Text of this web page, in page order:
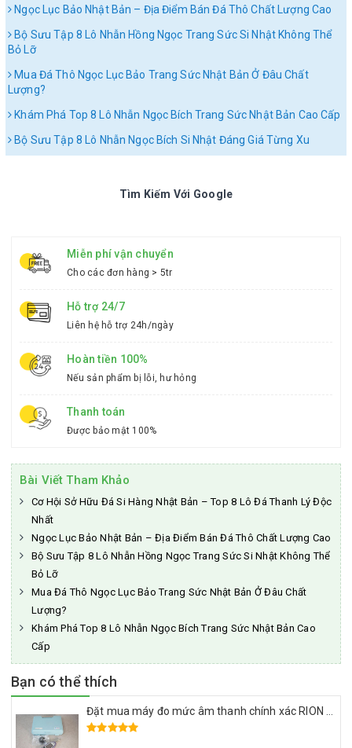
Ngọc Lục Bảo Nhật Bản – Địa Điểm Bán Đá Thô Chất Lượng Cao
Bộ Sưu Tập 8 Lô Nhẫn Hồng Ngọc Trang Sức Si Nhật Không Thể
Bỏ Lỡ
Mua Đá Thô Ngọc Lục Bảo Trang Sức Nhật Bản Ở Đâu Chất
Lượng?
Khám Phá Top 8 Lô Nhẫn Ngọc Bích Trang Sức Nhật Bản Cao Cấp
Bộ Sưu Tập 8 Lô Nhẫn Ngọc Bích Si Nhật Đáng Giá Từng Xu
Tìm Kiếm Với Google
Miễn phí vận chuyển
Cho các đơn hàng > 5tr
Hỗ trợ 24/7
Liên hệ hỗ trợ 24h/ngày
Hoàn tiền 100%
Nếu sản phẩm bị lỗi, hư hỏng
Thanh toán
Được bảo mật 100%
Bài Viết Tham Khảo
Cơ Hội Sở Hữu Đá Si Hàng Nhật Bản – Top 8 Lô Đá Thanh Lý Độc
Nhất
Ngọc Lục Bảo Nhật Bản – Địa Điểm Bán Đá Thô Chất Lượng Cao
Bộ Sưu Tập 8 Lô Nhẫn Hồng Ngọc Trang Sức Si Nhật Không Thể
Bỏ Lỡ
Mua Đá Thô Ngọc Lục Bảo Trang Sức Nhật Bản Ở Đâu Chất
Lượng?
Khám Phá Top 8 Lô Nhẫn Ngọc Bích Trang Sức Nhật Bản Cao
Cấp
Bạn có thể thích